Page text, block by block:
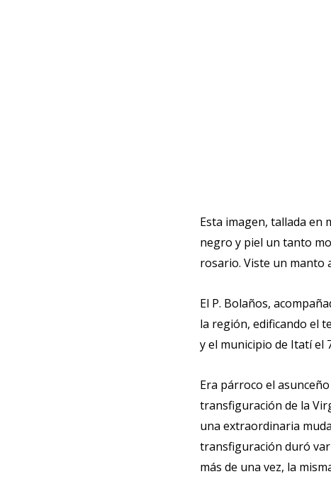
Esta imagen, tallada en
negro y piel un tanto
rosario. Viste un manto
El P. Bolaños,
la región, edificando el
y el municipio de Itatí el
Era párroco el
transfiguración de la
una extraordinaria
transfiguración duró
más de una vez, la